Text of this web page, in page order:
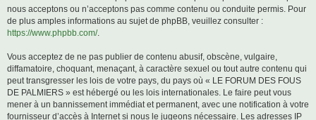
nous acceptons ou n’acceptons pas comme contenu ou conduite permis. Pour
de plus amples informations au sujet de phpBB, veuillez consulter :
https://www.phpbb.com/.
Vous acceptez de ne pas publier de contenu abusif, obscène, vulgaire,
diffamatoire, choquant, menaçant, à caractère sexuel ou tout autre contenu qui
peut transgresser les lois de votre pays, du pays où « LE FORUM DES FOUS
DE PALMIERS » est hébergé ou les lois internationales. Le faire peut vous
mener à un bannissement immédiat et permanent, avec une notification à votre
fournisseur d’accès à Internet si nous le jugeons nécessaire. Les adresses IP